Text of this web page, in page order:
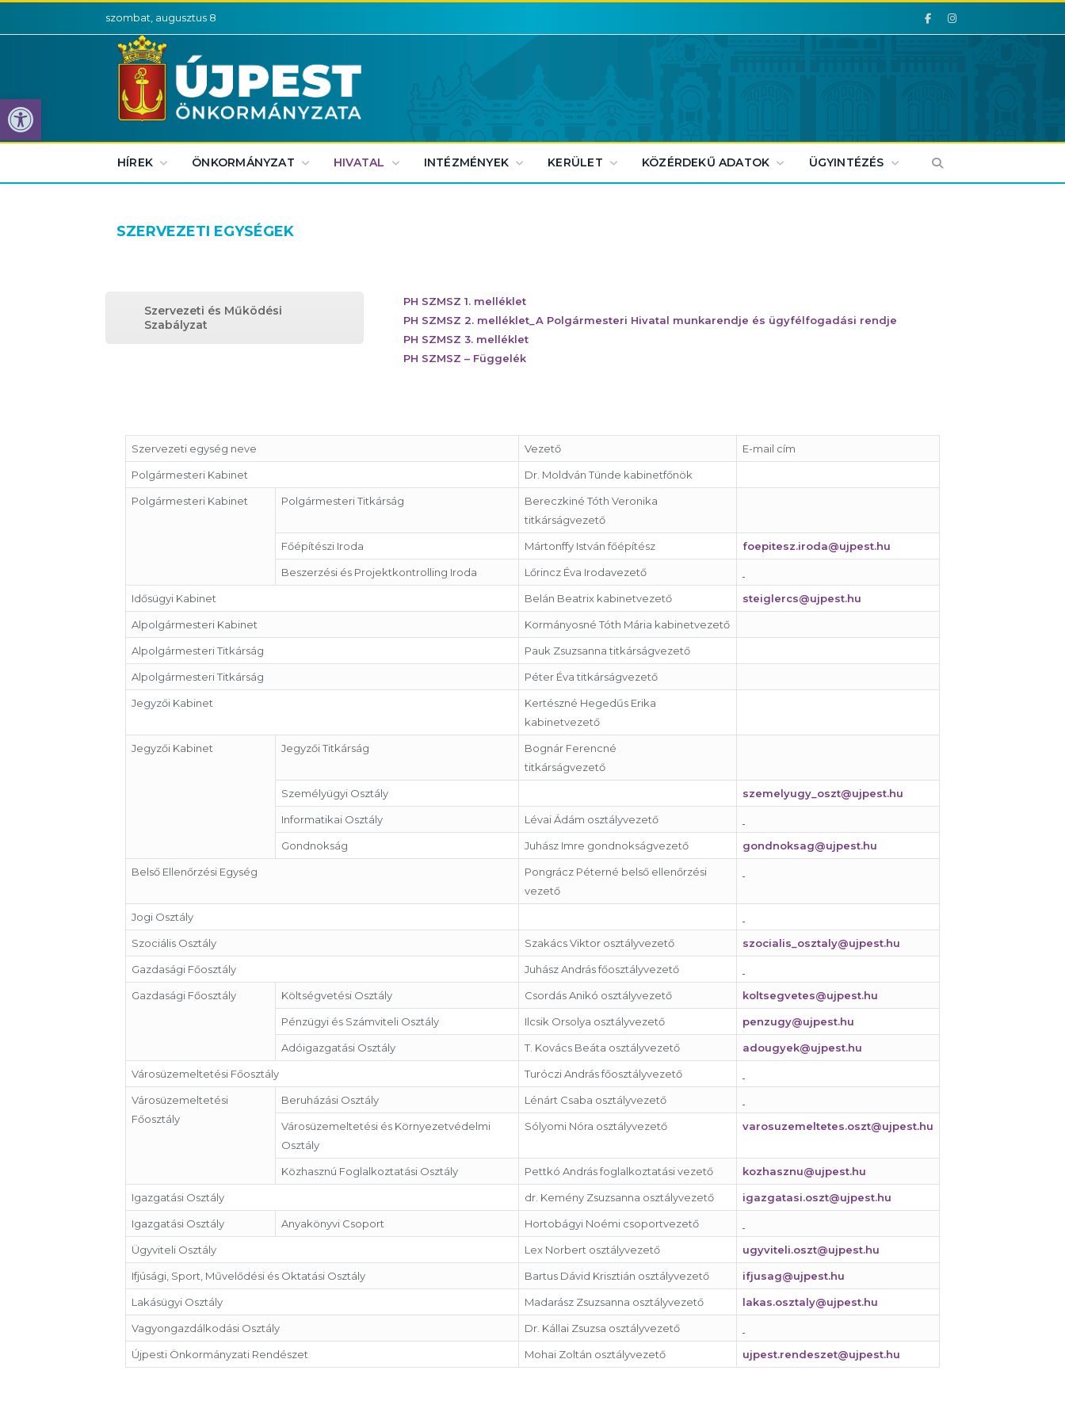
Eszköztár megnyitása
szombat, augusztus 8 Facebook
Facebook
HÍREK ÖNKORMÁNYZAT HIVATAL INTÉZMÉNYEK KERÜLET KÖZÉRDEKŰ ADATOK ÜGYINTÉZÉS
SZERVEZETI EGYSÉGEK
Szervezeti és Működési
Szabályzat
PH SZMSZ 1. melléklet
PH SZMSZ 2. melléklet_A Polgármesteri Hivatal munkarendje és ügyfélfogadási rendje
PH SZMSZ 3. melléklet
PH SZMSZ – Függelék
Szervezeti egység neve Vezető E-mail cím
Polgármesteri Kabinet Dr. Moldván Tünde kabinetfőnök
Polgármesteri Kabinet Polgármesteri Titkárság
Bereczkiné Tóth Veronika
titkárságvezető
Főépítészi Iroda Mártonffy István főépítész foepitesz.iroda@ujpest.hu
Beszerzési és Projektkontrolling Iroda Lőrincz Éva Irodavezető
Idősügyi Kabinet Belán Beatrix kabinetvezető steiglercs@ujpest.hu
Alpolgármesteri Kabinet Kormányosné Tóth Mária kabinetvezető
Alpolgármesteri Titkárság Pauk Zsuzsanna titkárságvezető
Alpolgármesteri Titkárság Péter Éva titkárságvezető
Jegyzői Kabinet
Kertészné Hegedűs Erika
kabinetvezető
Jegyzői Kabinet Jegyzői Titkárság
Bognár Ferencné
titkárságvezető
Személyügyi Osztály szemelyugy_oszt@ujpest.hu
Informatikai Osztály Lévai Ádám osztályvezető
Gondnokság Juhász Imre gondnokságvezető gondnoksag@ujpest.hu
Belső Ellenőrzési Egység
Pongrácz Péterné belső ellenőrzési
vezető
Jogi Osztály
Szociális Osztály Szakács Viktor osztályvezető szocialis_osztaly@ujpest.hu
Gazdasági Főosztály Juhász András főosztályvezető
Gazdasági Főosztály Költségvetési Osztály Csordás Anikó osztályvezető koltsegvetes@ujpest.hu
Pénzügyi és Számviteli Osztály Ilcsik Orsolya osztályvezető penzugy@ujpest.hu
Adóigazgatási Osztály T. Kovács Beáta osztályvezető adougyek@ujpest.hu
Városüzemeltetési Főosztály Turóczi András főosztályvezető
Városüzemeltetési
Főosztály
Beruházási Osztály Lénárt Csaba osztályvezető
Városüzemeltetési és Környezetvédelmi
Osztály
Sólyomi Nóra osztályvezető varosuzemeltetes.oszt@ujpest.hu
Közhasznú Foglalkoztatási Osztály Pettkó András foglalkoztatási vezető kozhasznu@ujpest.hu
Igazgatási Osztály dr. Kemény Zsuzsanna osztályvezető igazgatasi.oszt@ujpest.hu
Igazgatási Osztály Anyakönyvi Csoport Hortobágyi Noémi csoportvezető
Ügyviteli Osztály Lex Norbert osztályvezető ugyviteli.oszt@ujpest.hu
Ifjúsági, Sport, Művelődési és Oktatási Osztály Bartus Dávid Krisztián osztályvezető ifjusag@ujpest.hu
Lakásügyi Osztály Madarász Zsuzsanna osztályvezető lakas.osztaly@ujpest.hu
Vagyongazdálkodási Osztály Dr. Kállai Zsuzsa osztályvezető
Újpesti Önkormányzati Rendészet Mohai Zoltán osztályvezető ujpest.rendeszet@ujpest.hu